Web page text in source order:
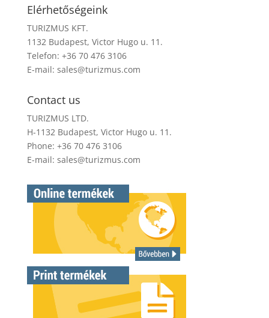
Elérhetőségeink
TURIZMUS KFT.
1132 Budapest, Victor Hugo u. 11.
Telefon: +36 70 476 3106
E-mail: sales@turizmus.com
Contact us
TURIZMUS LTD.
H-1132 Budapest, Victor Hugo u. 11.
Phone: +36 70 476 3106
E-mail: sales@turizmus.com